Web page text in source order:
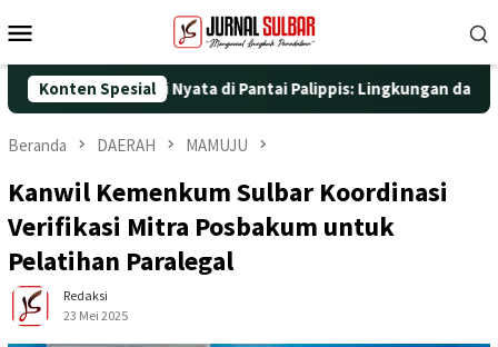
ke
Mobile
Konten Spesial
Aksi Nyata di Pantai Palippis: Lingkungan dan
Beranda DAERAH MAMUJU
Kanwil Kemenkum Sulbar Koordinasi
Verifikasi Mitra Posbakum untuk
Pelatihan Paralegal
Redaksi
23 Mei 2025